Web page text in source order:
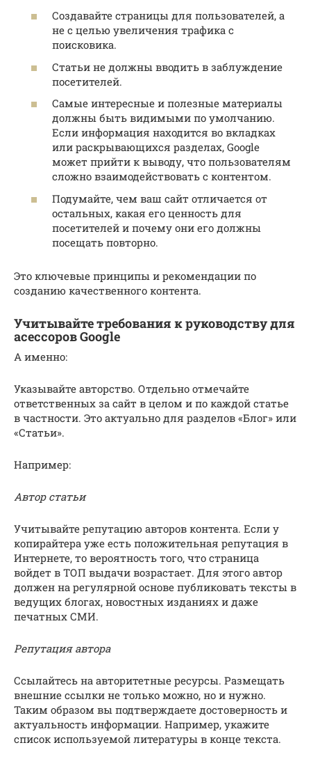
Создавайте страницы для пользователей, а
не с целью увеличения трафика с
поисковика.
Статьи не должны вводить в заблуждение
посетителей.
Самые интересные и полезные материалы
должны быть видимыми по умолчанию.
Если информация находится во вкладках
или раскрывающихся разделах, Google
может прийти к выводу, что пользователям
сложно взаимодействовать с контентом.
Подумайте, чем ваш сайт отличается от
остальных, какая его ценность для
посетителей и почему они его должны
посещать повторно.
Это ключевые принципы и рекомендации по
созданию качественного контента.
Учитывайте требования к руководству для
асессоров Google
А именно:
Указывайте авторство. Отдельно отмечайте
ответственных за сайт в целом и по каждой статье
в частности. Это актуально для разделов «Блог» или
«Статьи».
Например:
Автор статьи
Учитывайте репутацию авторов контента. Если у
копирайтера уже есть положительная репутация в
Интернете, то вероятность того, что страница
войдет в ТОП выдачи возрастает. Для этого автор
должен на регулярной основе публиковать тексты в
ведущих блогах, новостных изданиях и даже
печатных СМИ.
Репутация автора
Ссылайтесь на авторитетные ресурсы. Размещать
внешние ссылки не только можно, но и нужно.
Таким образом вы подтверждаете достоверность и
актуальность информации. Например, укажите
список используемой литературы в конце текста.